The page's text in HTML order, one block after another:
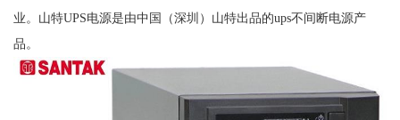
业。山特UPS电源是由中国（深圳）山特出品的ups不间断电源产
品。